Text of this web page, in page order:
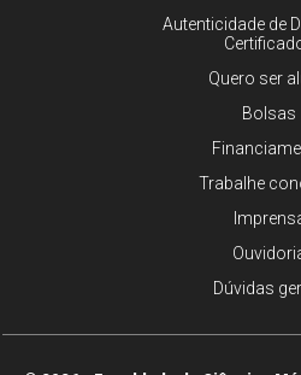
Autenticidade de
Quero ser
Bolsas
Trabalhe
Dúvidas